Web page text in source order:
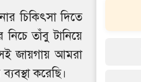
চিকিৎসা দিতে
তাঁবু টানিয়ে
জায়গায় আমরা
করেছি।